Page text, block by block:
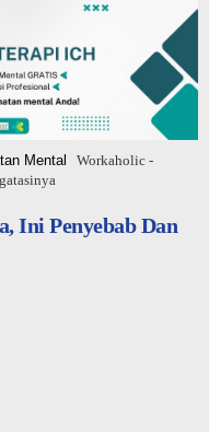
Mental
Workaholic -
Ini Penyebab Dan